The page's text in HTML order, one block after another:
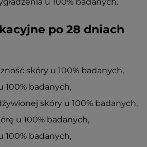
po 28 dniach
skóry u 100% badanych,
100% badanych,
skóry u 100% badanych,
u 100% badanych,
100% badanych,